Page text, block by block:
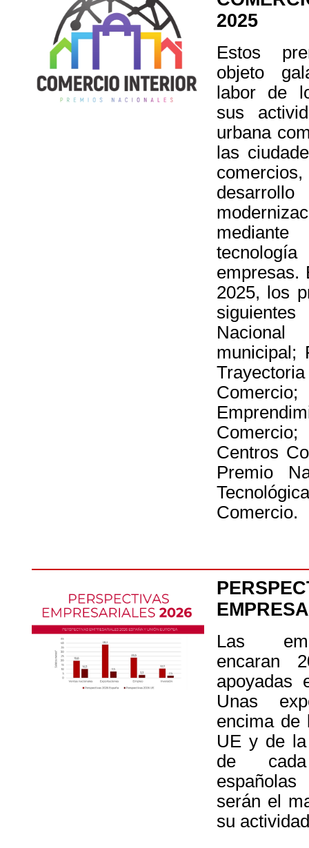
2025
Estos
objeto
labor de
sus
urbana
las
empresas.
2025, los
siguientes
municipal;
Centros
Premio
Comercio.
Las
encaran
apoyadas
Unas
encima de
UE y de
de
serán el
su